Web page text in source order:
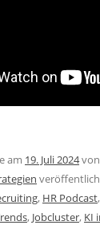
am 19. Juli 2024von
, HR Podcast,
, Jobcluster, KI